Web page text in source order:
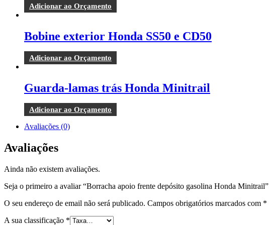
Adicionar ao Orçamento
Bobine exterior Honda SS50 e CD50
Adicionar ao Orçamento
Guarda-lamas trás Honda Minitrail
Adicionar ao Orçamento
Avaliações (0)
Avaliações
Ainda não existem avaliações.
Seja o primeiro a avaliar “Borracha apoio frente depósito gasolina Honda Minitrail”
O seu endereço de email não será publicado. Campos obrigatórios marcados com *
A sua classificação *